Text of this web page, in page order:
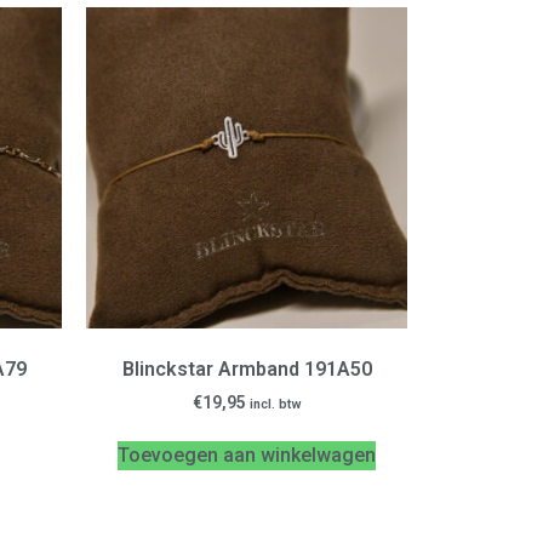
Blinckstar Armband 191A50
€19,95 incl. btw
Toevoegen aan winkelwagen